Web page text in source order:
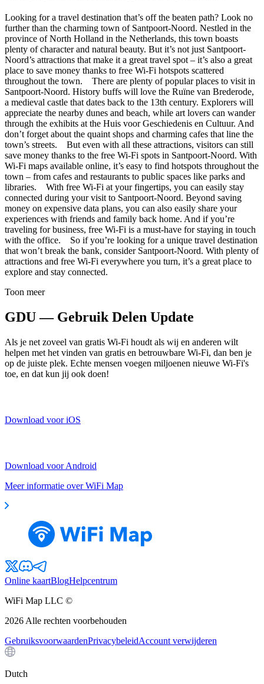
Looking for a travel destination that’s off the beaten path? Look no
further than the charming town of Santpoort-Noord. Nestled in the
province of North Holland in the Netherlands, this town boasts
plenty of character and natural beauty. But it’s not just Santpoort-
Noord’s attractions that make it a great travel spot – it’s also a great
place to save money thanks to free Wi-Fi hotspots scattered
throughout the town. There are plenty of popular places to visit in
Santpoort-Noord. History buffs will love the Ruïne van Brederode,
a medieval castle that dates back to the 13th century. Explorers will
appreciate the nearby dunes and beach, while art lovers can wander
through the exhibits at the Huis voor Geschiedenis en Cultuur. And
don’t forget about the quaint shops and charming cafes that line the
town’s streets. But even with all these attractions, visitors can still
save money thanks to the free Wi-Fi spots in Santpoort-Noord. With
Wi-Fi maps available online, it’s easy to find hotspots throughout the
town – from cafes and restaurants to public spaces like parks and
libraries. With free Wi-Fi at your fingertips, you can easily stay
connected during your visit to Santpoort-Noord. Beyond saving
money on expensive data plans, you can also easily share your
experiences with friends and family back home. And if you’re
traveling for business, free Wi-Fi is a must-have for staying in touch
with the office. So if you’re looking for a unique travel destination
that won’t break the bank, consider Santpoort-Noord. With plenty of
attractions and free Wi-Fi everywhere you turn, it’s a great place to
explore and stay connected.
Toon meer
GDU — Gebruik Delen Update
Als je net zoveel van gratis Wi-Fi houdt als wij en anderen wilt
helpen met het vinden van gratis en betrouwbare Wi-Fi, dan ben je
op de juiste plek. Echte mensen voegen miljoenen nieuwe Wi-Fi's
toe, en dat kun jij ook doen!
Download voor iOS
Download voor Android
Meer informatie over WiFi Map
Online kaartBlogHelpcentrum
WiFi Map LLC ©
2026 Alle rechten voorbehouden
GebruiksvoorwaardenPrivacybeleidAccount verwijderen
Dutch